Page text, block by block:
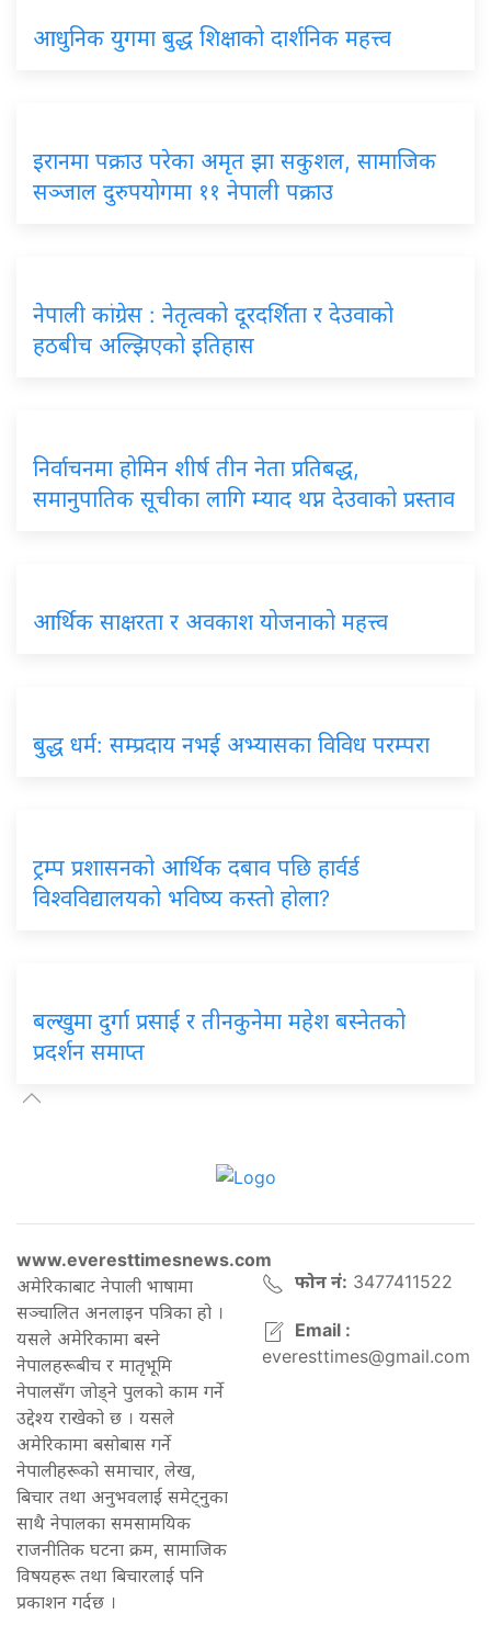
आधुनिक युगमा बुद्ध शिक्षाको दार्शनिक महत्त्व
इरानमा पक्राउ परेका अमृत झा सकुशल, सामाजिक
सञ्जाल दुरुपयोगमा ११ नेपाली पक्राउ
नेपाली कांग्रेस : नेतृत्वको दूरदर्शिता र देउवाको
हठबीच अल्झिएको इतिहास
निर्वाचनमा होमिन शीर्ष तीन नेता प्रतिबद्ध,
समानुपातिक सूचीका लागि म्याद थप्न देउवाको प्रस्ताव
आर्थिक साक्षरता र अवकाश योजनाको महत्त्व
बुद्ध धर्म: सम्प्रदाय नभई अभ्यासका विविध परम्परा
ट्रम्प प्रशासनको आर्थिक दबाव पछि हार्वर्ड
विश्वविद्यालयको भविष्य कस्तो होला?
बल्खुमा दुर्गा प्रसाई र तीनकुनेमा महेश बस्नेतको
प्रदर्शन समाप्त
www.everesttimesnews.com
अमेरिकाबाट नेपाली भाषामा
सञ्चालित अनलाइन पत्रिका हो ।
यसले अमेरिकामा बस्ने
नेपालहरूबीच र मातृभूमि
नेपालसँग जोड्ने पुलको काम गर्ने
उद्देश्य राखेको छ । यसले
अमेरिकामा बसोबास गर्ने
नेपालीहरूको समाचार, लेख,
बिचार तथा अनुभवलाई समेट्नुका
साथै नेपालका समसामयिक
राजनीतिक घटना क्रम, सामाजिक
विषयहरू तथा बिचारलाई पनि
प्रकाशन गर्दछ ।
फोन नं: 3477411522
Email :
everesttimes@gmail.com